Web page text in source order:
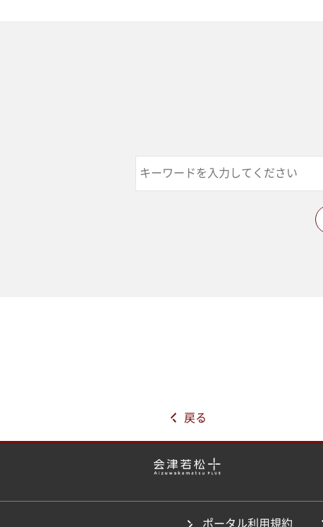
戻る
ポータル利用規約